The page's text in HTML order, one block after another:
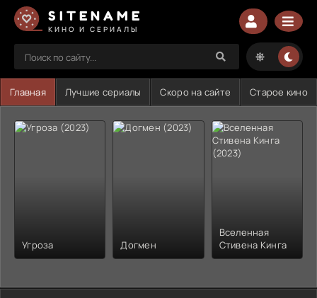
SITENAME
КИНО И СЕРИАЛЫ
Главная Лучшие сериалы Скоро на сайте Старое кино
Угроза Догмен
Вселенная
Стивена Кинга